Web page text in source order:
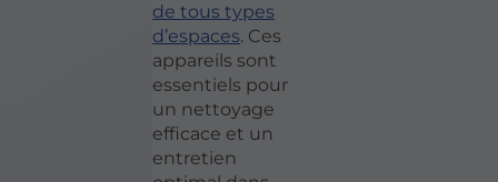
de tous types
d’espaces. Ces
appareils sont
essentiels pour
un nettoyage
efficace et un
entretien